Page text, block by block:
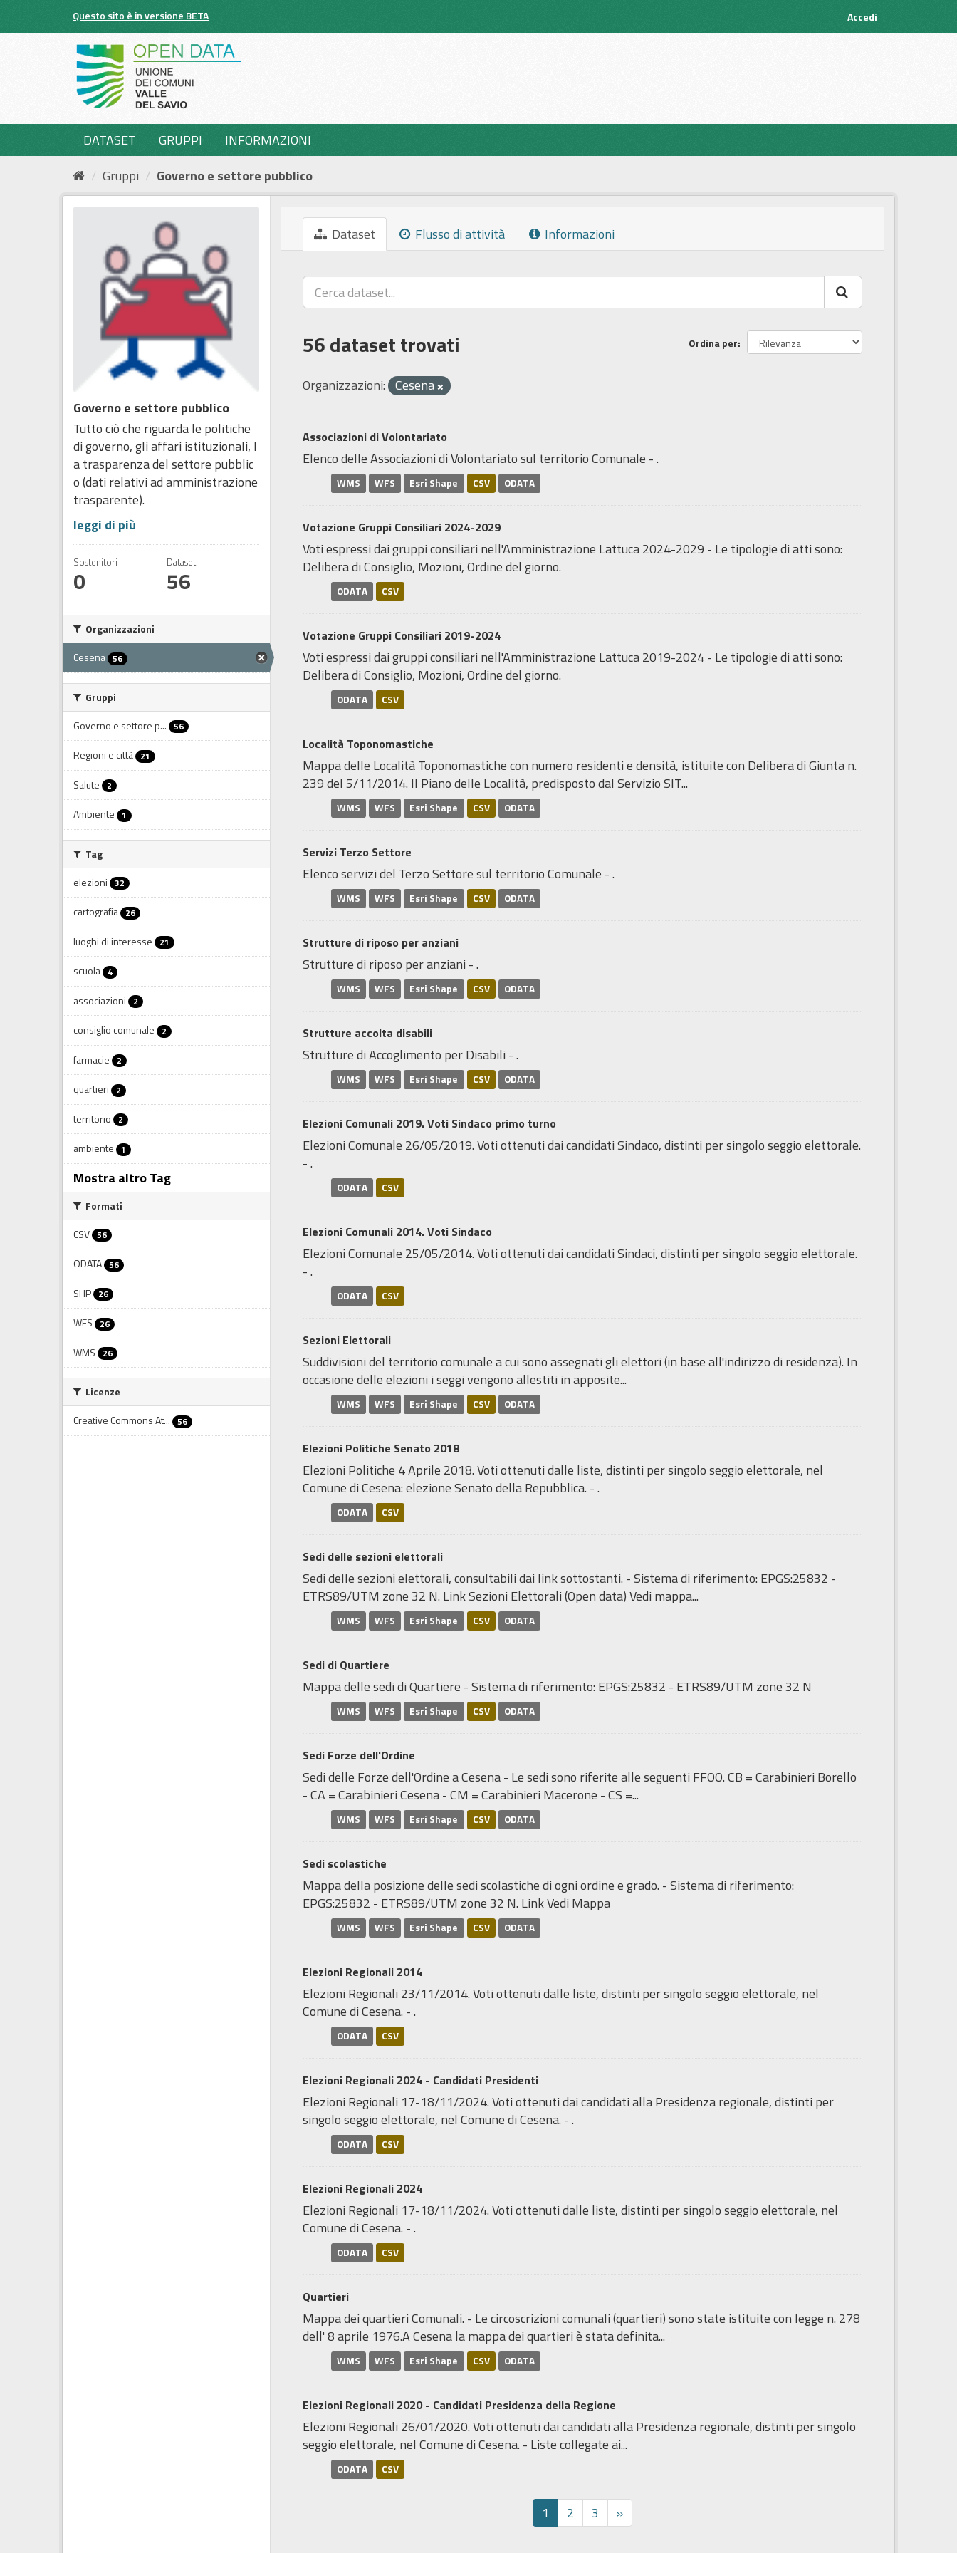
Questo sito è in versione BETA Accedi
DATASET GRUPPI
INFORMAZIONI
Gruppi
Governo e settore pubblico
Governo e settore pubblico
Tutto ciò che riguarda le politiche
di governo, gli affari istituzionali, l
a trasparenza del settore pubblic
o (dati relativi ad amministrazione
trasparente).
leggi di più
Sostenitori
0
Dataset
56
Organizzazioni
Cesena 56
Gruppi
Governo e settore p... 56
Regioni e città 21
Salute 2
Ambiente 1
Tag
elezioni 32
cartografia 26
luoghi di interesse 21
scuola 4
associazioni 2
consiglio comunale 2
farmacie 2
quartieri 2
territorio 2
ambiente 1
Mostra altro Tag
Formati
CSV 56
ODATA 56
SHP 26
WFS 26
WMS 26
Licenze
Creative Commons At... 56
Dataset Flusso di attività Informazioni
Ordina per
56 dataset trovati
Organizzazioni: Cesena
Associazioni di Volontariato
Elenco delle Associazioni di Volontariato sul territorio Comunale - .
WMS WFS Esri Shape CSV ODATA
Votazione Gruppi Consiliari 2024-2029
Voti espressi dai gruppi consiliari nell'Amministrazione Lattuca 2024-2029 - Le tipologie di atti sono:
Delibera di Consiglio, Mozioni, Ordine del giorno.
ODATA CSV
Votazione Gruppi Consiliari 2019-2024
Voti espressi dai gruppi consiliari nell'Amministrazione Lattuca 2019-2024 - Le tipologie di atti sono:
Delibera di Consiglio, Mozioni, Ordine del giorno.
ODATA CSV
Località Toponomastiche
Mappa delle Località Toponomastiche con numero residenti e densità, istituite con Delibera di Giunta n.
239 del 5/11/2014. Il Piano delle Località, predisposto dal Servizio SIT...
WMS WFS Esri Shape CSV ODATA
Servizi Terzo Settore
Elenco servizi del Terzo Settore sul territorio Comunale - .
WMS WFS Esri Shape CSV ODATA
Strutture di riposo per anziani
Strutture di riposo per anziani - .
WMS WFS Esri Shape CSV ODATA
Strutture accolta disabili
Strutture di Accoglimento per Disabili - .
WMS WFS Esri Shape CSV ODATA
Elezioni Comunali 2019. Voti Sindaco primo turno
Elezioni Comunale 26/05/2019. Voti ottenuti dai candidati Sindaco, distinti per singolo seggio elettorale.
- .
ODATA CSV
Elezioni Comunali 2014. Voti Sindaco
Elezioni Comunale 25/05/2014. Voti ottenuti dai candidati Sindaci, distinti per singolo seggio elettorale.
- .
ODATA CSV
Sezioni Elettorali
Suddivisioni del territorio comunale a cui sono assegnati gli elettori (in base all'indirizzo di residenza). In
occasione delle elezioni i seggi vengono allestiti in apposite...
WMS WFS Esri Shape CSV ODATA
Elezioni Politiche Senato 2018
Elezioni Politiche 4 Aprile 2018. Voti ottenuti dalle liste, distinti per singolo seggio elettorale, nel
Comune di Cesena: elezione Senato della Repubblica. - .
ODATA CSV
Sedi delle sezioni elettorali
Sedi delle sezioni elettorali, consultabili dai link sottostanti. - Sistema di riferimento: EPGS:25832 -
ETRS89/UTM zone 32 N. Link Sezioni Elettorali (Open data) Vedi mappa...
WMS WFS Esri Shape CSV ODATA
Sedi di Quartiere
Mappa delle sedi di Quartiere - Sistema di riferimento: EPGS:25832 - ETRS89/UTM zone 32 N
WMS WFS Esri Shape CSV ODATA
Sedi Forze dell'Ordine
Sedi delle Forze dell'Ordine a Cesena - Le sedi sono riferite alle seguenti FFOO. CB = Carabinieri Borello
- CA = Carabinieri Cesena - CM = Carabinieri Macerone - CS =...
WMS WFS Esri Shape CSV ODATA
Sedi scolastiche
Mappa della posizione delle sedi scolastiche di ogni ordine e grado. - Sistema di riferimento:
EPGS:25832 - ETRS89/UTM zone 32 N. Link Vedi Mappa
WMS WFS Esri Shape CSV ODATA
Elezioni Regionali 2014
Elezioni Regionali 23/11/2014. Voti ottenuti dalle liste, distinti per singolo seggio elettorale, nel
Comune di Cesena. - .
ODATA CSV
Elezioni Regionali 2024 - Candidati Presidenti
Elezioni Regionali 17-18/11/2024. Voti ottenuti dai candidati alla Presidenza regionale, distinti per
singolo seggio elettorale, nel Comune di Cesena. - .
ODATA CSV
Elezioni Regionali 2024
Elezioni Regionali 17-18/11/2024. Voti ottenuti dalle liste, distinti per singolo seggio elettorale, nel
Comune di Cesena. - .
ODATA CSV
Quartieri
Mappa dei quartieri Comunali. - Le circoscrizioni comunali (quartieri) sono state istituite con legge n. 278
dell' 8 aprile 1976.A Cesena la mappa dei quartieri è stata definita...
WMS WFS Esri Shape CSV ODATA
Elezioni Regionali 2020 - Candidati Presidenza della Regione
Elezioni Regionali 26/01/2020. Voti ottenuti dai candidati alla Presidenza regionale, distinti per singolo
seggio elettorale, nel Comune di Cesena. - Liste collegate ai...
ODATA CSV
1 2 3 »